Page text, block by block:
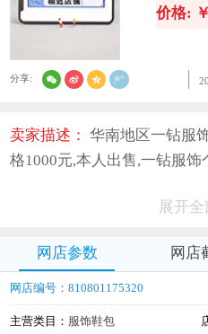
价格:
分享:
卖家描述： 华南地区一钻服
格1000元,本人出售,一钻服饰
展开全
网店参数 网店
网店编号：810801175320
主营类目： 服饰鞋包